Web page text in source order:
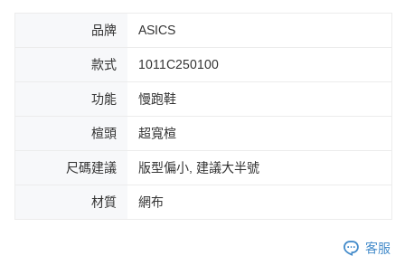
易，需依本服務之必要範圍內提供個人資料，並將交易相關給付款項請求債
權轉讓予恩沛科技股份有限公司。
２．關於個人資料處理事宜，請瀏覽以下網址：
https://aftee.tw/terms/#terms3
「AFTEE先享後付」，若未經同意申辦者引起之損失，本公司不負相關責
４．使用「AFTEE先享後付」時，將依據個別帳號之用戶狀況，依本公司即
請求用戶進行身份認證。
恩沛科技股份有限公司將有權停止該用戶之使用額度並採取法律行動。
品牌 ASICS
款式 1011C250100
功能 慢跑鞋
楦頭 超寬楦
尺碼建議 版型偏小, 建議大半號
材質 網布
客服